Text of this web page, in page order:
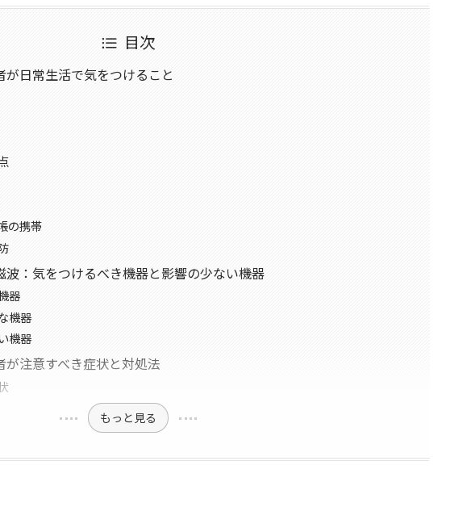
目次
日常生活で気をつけること
の携帯
波：気をつけるべき機器と影響の少ない機器
器
機器
機器
が注意すべき症状と対処法
もっと見る